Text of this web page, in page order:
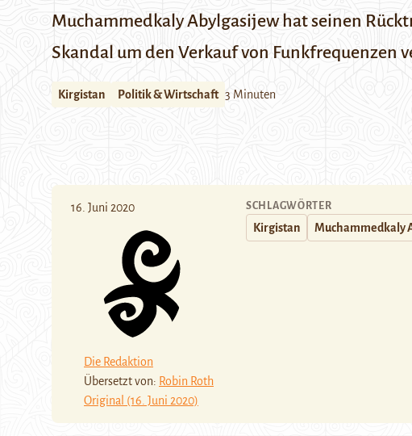
Muchammedkaly Abylgasijew hat seinen
Skandal um den Verkauf von Funkfrequenzen
Kirgistan Politik & Wirtschaft 3 Minuten
16. Juni 2020
Die Redaktion
Übersetzt von: Robin Roth
Original (16. Juni 2020)
SCHLAGWÖRTER
Kirgistan Muchammedkaly